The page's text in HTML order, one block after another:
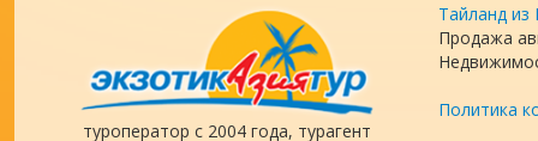
туроператор с 2004 года, турагент
Тайланд из
Продажа
Политика